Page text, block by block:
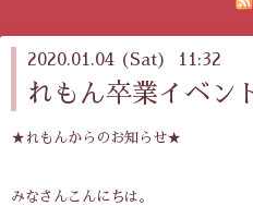
2020.01.04 (Sat) 11:32
れもん卒業イベン
★れもんからのお知らせ★
みなさんこんにちは。